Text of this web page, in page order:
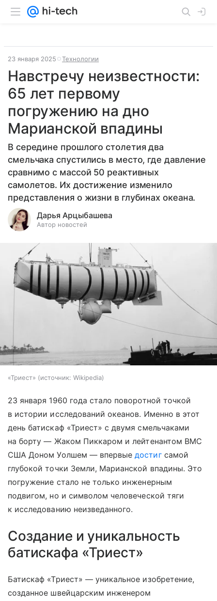
23 января 2025 Технологии
Навстречу неизвестности:
65 лет первому
погружению на дно
Марианской впадины
В середине прошлого столетия два
смельчака спустились в место, где давление
сравнимо с массой 50 реактивных
самолетов. Их достижение изменило
представления о жизни в глубинах океана.
Дарья Арцыбашева
Автор новостей
«Триест» источник: Wikipedia
23 января 1960 года стало поворотной точкой
в истории исследований океанов. Именно в этот
день батискаф «Триест» с двумя смельчаками
на борту — Жаком Пиккаром и лейтенантом ВМС
США Доном Уолшем — впервыедостигсамой
глубокой точки Земли, Марианской впадины. Это
погружение стало не только инженерным
подвигом, но и символом человеческой тяги
к исследованию неизведанного.
Создание и уникальность
батискафа «Триест»
Батискаф «Триест» — уникальное изобретение,
созданное швейцарским инженером